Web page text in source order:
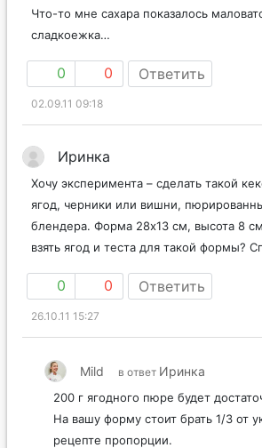
Что-то мне сахара показалось
сладкоежка…
0 0 Ответить
02.09.11 09:18
Иринка
Хочу эксперимента – сделать такой
ягод, черники или вишни,
блендера. Форма 28х13 см, высота 8
взять ягод и теста для такой формы?
0 0 Ответить
26.10.11 15:27
Mild в ответ Иринка
200 г ягодного пюре будет
На вашу форму стоит брать 1/3 от
рецепте пропорции.